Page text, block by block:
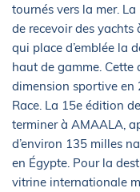
tournés vers la mer.
de recevoir des yachts
qui place d’emblée la
haut de gamme.
dimension sportive en
Race. La 15e édition
terminer à AMAALA,
d’environ 135 milles
en Égypte. Pour la
vitrine internationale